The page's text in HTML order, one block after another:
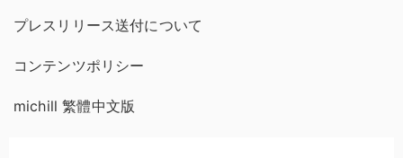
プレスリリース送付について
コンテンツポリシー
michill 繁體中文版